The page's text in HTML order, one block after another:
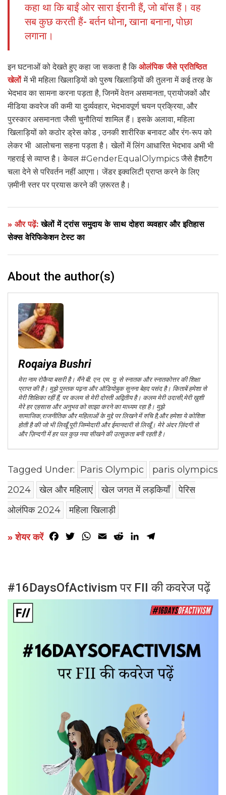
कहा था कि बाईं ओर सारा ईरानी हैं, जो बॉस हैं। वह
सब कुछ करती हैं- बर्तन धोना, खाना बनाना, पोछा
लगाना।
इन घटनाओं को देखते हुए कहा जा सकता है किओलंपिक जैसे प्रतिष्ठित
खेलोंमें भी महिला खिलाड़ियों को पुरुष खिलाड़ियों की तुलना में कई तरह के
भेदभाव का सामना करना पड़ता है, जिनमें वेतन असमानता, प्रायोजकों और
मीडिया कवरेज की कमी या दुर्व्यवहार, भेदभावपूर्ण चयन प्रक्रिया, और
पुरस्कार असमानता जैसी चुनौतियां शामिल हैं। इसके अलावा, महिला
खिलाड़ियों को कठोर ड्रेस कोड , उनकी शारीरिक बनावट और रंग-रूप को
लेकर भी आलोचना सहना पड़ता है। खेलों में लिंग आधारित भेदभाव अभी भी
गहराई से व्याप्त है। केवल #GenderEqualOlympics जैसे हैशटैग
चला देने से परिवर्तन नहीं आएगा। जेंडर इक्वलिटी प्राप्त करने के लिए
ज़मीनी स्तर पर प्रयास करने की ज़रूरत है।
» और पढ़ें:खेलों में ट्रांस समुदाय के साथ दोहरा व्यवहार और इतिहास
सेक्स वेरिफिकेशन टेस्ट का
About the author(s)
Roqaiya Bushri
मेरा नाम रोकैया बसरी है। मैंने बी. एन. एम. यु से स्नातक और स्नातकोत्तर की शिक्षा
प्राप्त की है। मुझे पुस्तक पढ़ना और ऑडियोबुक सुनना बेहद पसंद है। किताबें हमेशा से
मेरी शिक्षिका रहीं हैं, पर कलम से मेरी दोस्ती अद्वितीय है। कलम मेरी उदासी,मेरी ख़ुशी
मेरे हर एहसास और अनुभव को साझा करने का माध्यम रहा है। मुझे
सामाजिक,राजनीतिक और महिलाओं के मुद्दे पर लिखने में रुचि है,और हमेशा ये कोशिश
होती है की जो भी लिखूँ पूरी जिम्मेदारी और ईमानदारी से लिखूँ। मेरे अंदर ज़िंदगी से
और ज़िन्दगी में हर पल कुछ नया सीखने की उत्सुकता बनी रहती है।
Tagged Under: Paris Olympic
paris olympics
2024
खेल और महिलाएं खेल जगत में लड़कियाँ
पेरिस
ओलंपिक 2024
महिला खिलाड़ी
» शेयर करें Facebook
TwitterWhatsApp
Email RedditLinkedIn
#16DaysOfActivism पर FII की कवरेज पढ़ें